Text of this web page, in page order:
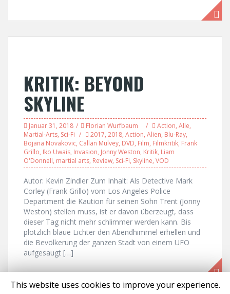
KRITIK: BEYOND
SKYLINE
Januar 31, 2018 Florian Wurfbaum Action, Alle,
Martial-Arts, Sci-Fi 2017, 2018, Action, Alien, Blu-Ray,
Bojana Novakovic, Callan Mulvey, DVD, Film, Filmkritik, Frank
Grillo, Iko Uwais, Invasion, Jonny Weston, Kritik, Liam
O'Donnell, martial arts, Review, Sci-Fi, Skyline, VOD
Autor: Kevin Zindler Zum Inhalt: Als Detective Mark
Corley (Frank Grillo) vom Los Angeles Police
Department die Kaution für seinen Sohn Trent (Jonny
Weston) stellen muss, ist er davon überzeugt, dass
dieser Tag nicht mehr schlimmer werden kann. Bis
plötzlich blaue Lichter den Abendhimmel erhellen und
die Bevölkerung der ganzen Stadt von einem UFO
aufgesaugt […]
This website uses cookies to improve your experience.